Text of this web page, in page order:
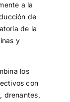
a la
de
de la
y
los
con
drenantes,